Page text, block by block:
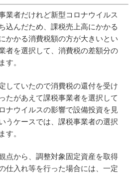
業者だけれど新型コロナウイルス
込んだため、課税売上高にかかる
かかる消費税額の方が大きいとい
者を選択して、消費税の差額分の
。
していたので消費税の還付を受け
たがあえて課税事業者を選択して
ナウイルスの影響で設備投資を見
うケースでは、課税事業者の選択
。
点から、調整対象固定資産を取得
仕入れ等を行った場合には、一定